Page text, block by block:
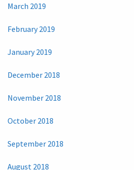
March 2019
February 2019
January 2019
December 2018
November 2018
October 2018
September 2018
August 2018